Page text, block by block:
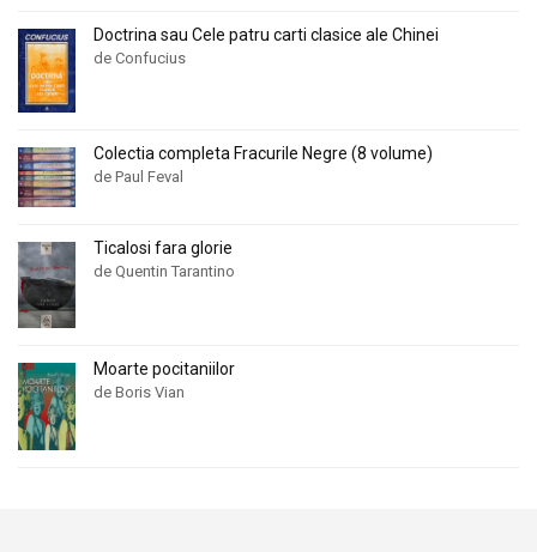
Doctrina sau Cele patru carti clasice ale Chinei
de Confucius
Colectia completa Fracurile Negre (8 volume)
de Paul Feval
Ticalosi fara glorie
de Quentin Tarantino
Moarte pocitaniilor
de Boris Vian